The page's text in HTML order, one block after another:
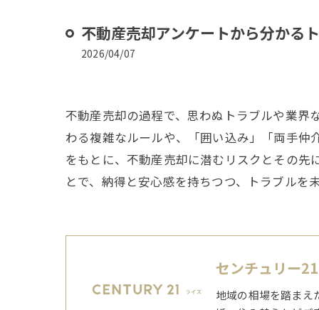
不動産売却アンケートから分かる
2026/04/07
不動産売却の過程で、思わぬトラブルや業界
わる複雑なルールや、「囲い込み」「両手仲
をもとに、不動産売却に潜むリスクとその先
とで、納得と安心感を持ちつつ、トラブルを
センチュリー
地域の相場を踏まえ